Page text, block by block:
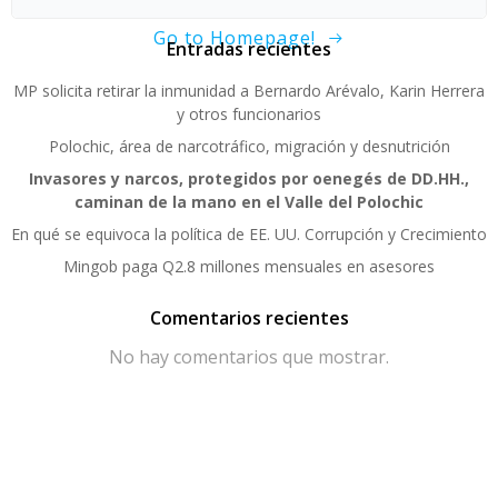
Go to Homepage!
Entradas recientes
MP solicita retirar la inmunidad a Bernardo Arévalo, Karin Herrera
y otros funcionarios
Polochic, área de narcotráfico, migración y desnutrición
Invasores y narcos, protegidos por oenegés de DD.HH.,
caminan de la mano en el Valle del Polochic
En qué se equivoca la política de EE. UU. Corrupción y Crecimiento
Mingob paga Q2.8 millones mensuales en asesores
Comentarios recientes
No hay comentarios que mostrar.